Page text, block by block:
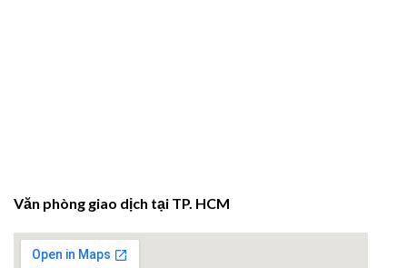
Văn phòng giao dịch tại TP. HCM